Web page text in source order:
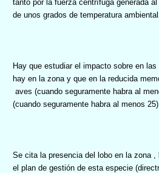
tanto por la fuerza centrífuga generada
de unos grados de temperatura ambiental
Hay que estudiar el impacto sobre en las
hay en la zona y que en la reducida
aves (cuando seguramente habra al
(cuando seguramente habra al menos 25),
Se cita la presencia del lobo en la zona ,
el plan de gestión de esta especie